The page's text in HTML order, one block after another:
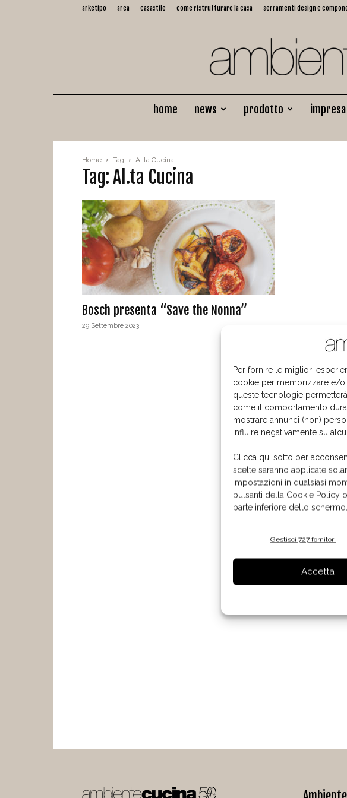
Per fornire le migliori
cookie per memorizzare e/o
queste tecnologie
come il comportamento
mostrare annunci (non)
influire negativamente su
Clicca qui sotto per
scelte saranno applicate
impostazioni in qualsiasi
pulsanti della Cookie Policy
parte inferiore dello schermo.
Gestisci 727 fornitori
Accetta
arketipo area casastile come ristrutturare la casa serramenti design e
home news prodotto impresa
Home Tag Al.ta Cucina
Tag: Al.ta Cucina
Bosch presenta “Save the Nonna”
29 Settembre 2023